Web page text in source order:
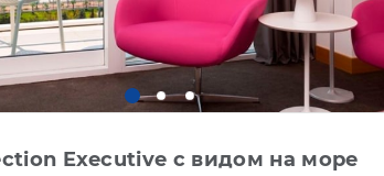
Executive с видом на море